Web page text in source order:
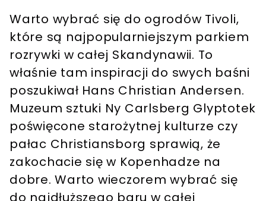
Warto wybrać się do ogrodów Tivoli,
które są najpopularniejszym parkiem
rozrywki w całej Skandynawii. To
właśnie tam inspiracji do swych baśni
poszukiwał Hans Christian Andersen.
Muzeum sztuki Ny Carlsberg Glyptotek
poświęcone starożytnej kulturze czy
pałac Christiansborg sprawią, że
zakochacie się w Kopenhadze na
dobre. Warto wieczorem wybrać się